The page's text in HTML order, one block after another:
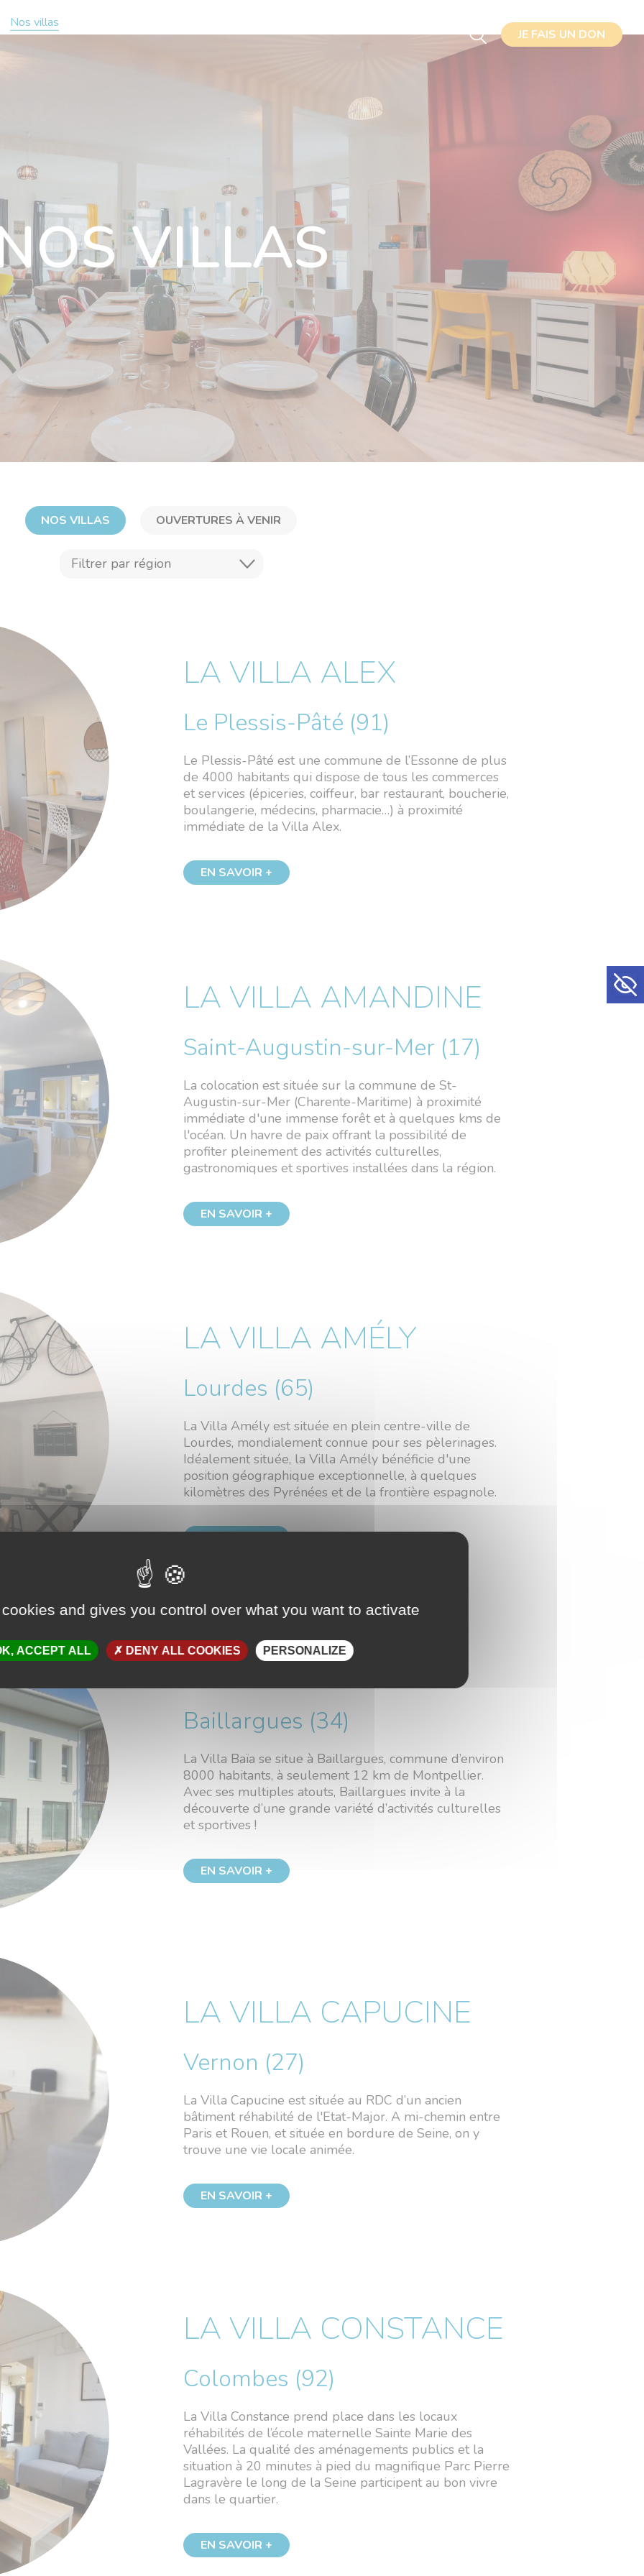
Ouvrir
Nos villas
JE FAIS UN DON
JE FAIS UN DON
VILLAS
NOS VILLAS OUVERTURES À VENIR
LA VILLA ALEX
Le Plessis-Pâté (91)
Le Plessis-Pâté est une commune de l’Essonne de plus
de 4000 habitants qui dispose de tous les commerces
et services (épiceries, coiffeur, bar restaurant, boucherie,
boulangerie, médecins, pharmacie…) à proximité
immédiate de la Villa Alex.
EN SAVOIR +
LA VILLA AMANDINE
Saint-Augustin-sur-Mer (17)
La colocation est située sur la commune de St-
Augustin-sur-Mer (Charente-Maritime) à proximité
immédiate d'une immense forêt et à quelques kms de
l'océan. Un havre de paix offrant la possibilité de
profiter pleinement des activités culturelles,
gastronomiques et sportives installées dans la région.
EN SAVOIR +
LA VILLA AMÉLY
Lourdes (65)
La Villa Amély est située en plein centre-ville de
Lourdes, mondialement connue pour ses pèlerinages.
Idéalement située, la Villa Amély bénéficie d'une
position géographique exceptionnelle, à quelques
kilomètres des Pyrénées et de la frontière espagnole.
LA VILLA BAÏA
Baillargues (34)
La Villa Baïa se situe à Baillargues, commune d’environ
8000 habitants, à seulement 12 km de Montpellier.
Avec ses multiples atouts, Baillargues invite à la
découverte d’une grande variété d’activités culturelles
et sportives !
EN SAVOIR +
LA VILLA CAPUCINE
Vernon (27)
La Villa Capucine est située au RDC d’un ancien
bâtiment réhabilité de l'Etat-Major. A mi-chemin entre
Paris et Rouen, et située en bordure de Seine, on y
trouve une vie locale animée.
EN SAVOIR +
LA VILLA CONSTANCE
Colombes (92)
La Villa Constance prend place dans les locaux
réhabilités de l’école maternelle Sainte Marie des
Vallées. La qualité des aménagements publics et la
situation à 20 minutes à pied du magnifique Parc Pierre
Lagravère le long de la Seine participent au bon vivre
dans le quartier.
EN SAVOIR +
and gives you control over what you want to activate
ACCEPT ALL DENY ALL COOKIES PERSONALIZE